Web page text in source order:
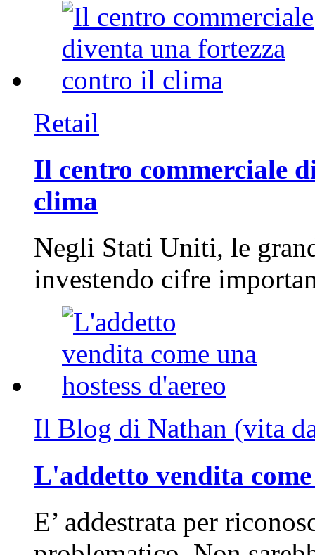
Retail
Il centro commerciale
clima
Negli Stati Uniti, le
investendo cifre
Il Blog di Nathan (vita
L'addetto vendita
E’ addestrata per